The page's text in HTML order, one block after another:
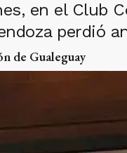
en el Club
perdió
de Gualeguay